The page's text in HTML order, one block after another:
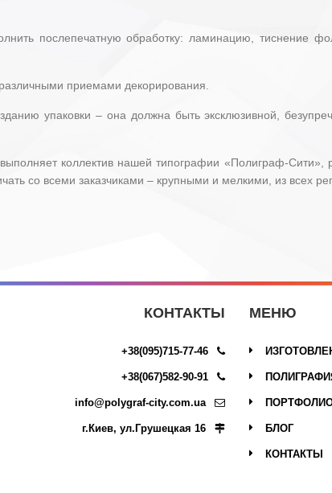
послепечатную обработку: ламинацию, тиснение
приемами декорирования.
упаковки – она должна быть эксклюзивной,
коллектив нашей типографии «Полиграф-
со всеми заказчиками – крупными и мелкими, из всех
КОНТАКТЫ
+38(095)715-77-46
+38(067)582-90-91
info@polygraf-city.com.ua
г.Киев, ул.Грушецкая 16
МЕНЮ
БЛОГ
КОНТАКТЫ